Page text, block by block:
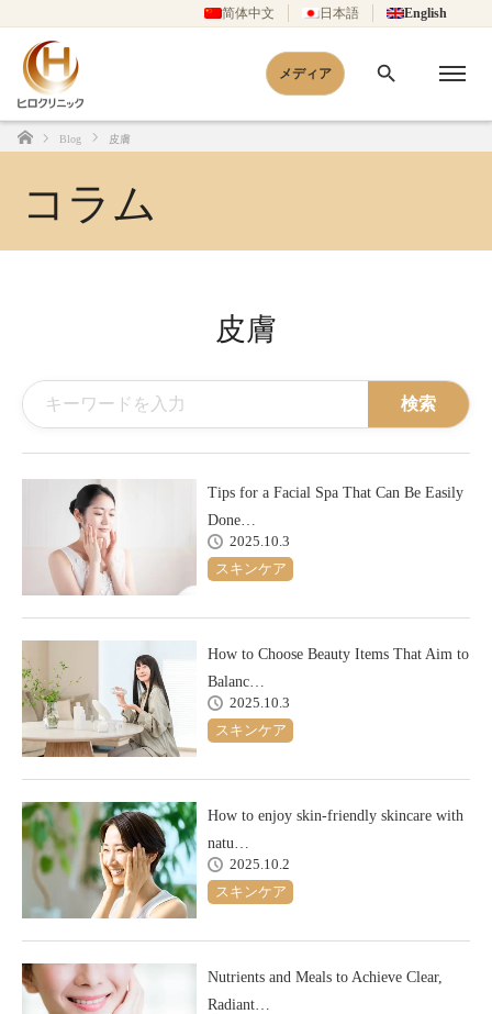
简体中文 日本語 English
メディア
Home
Blog 皮膚
コラム
皮膚
検索
Tips for a Facial Spa That Can Be Easily
Done…
2025.10.3
スキンケア
How to Choose Beauty Items That Aim to
Balanc…
2025.10.3
スキンケア
How to enjoy skin-friendly skincare with
natu…
2025.10.2
スキンケア
Nutrients and Meals to Achieve Clear,
Radiant…